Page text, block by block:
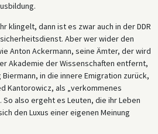
klingelt, dann ist es zwar auch in der DDR
Aber wer wider den
Anton Ackermann, seine Ämter, der wird
Akademie der Wissenschaften entfernt,
in die innere Emigration zurück,
Kantorowicz, als „verkommenes
also ergeht es Leuten, die ihr Leben
den Luxus einer eigenen Meinung